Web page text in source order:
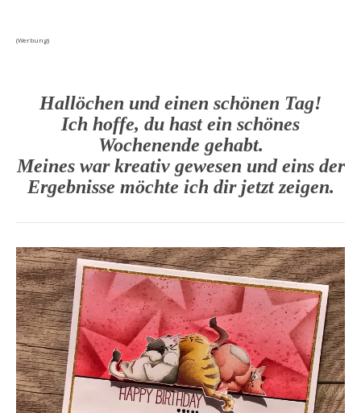
(Werbung)
Hallöchen und einen schönen Tag!
Ich hoffe, du hast ein schönes
Wochenende gehabt.
Meines war kreativ gewesen und eins der
Ergebnisse möchte ich dir jetzt zeigen.